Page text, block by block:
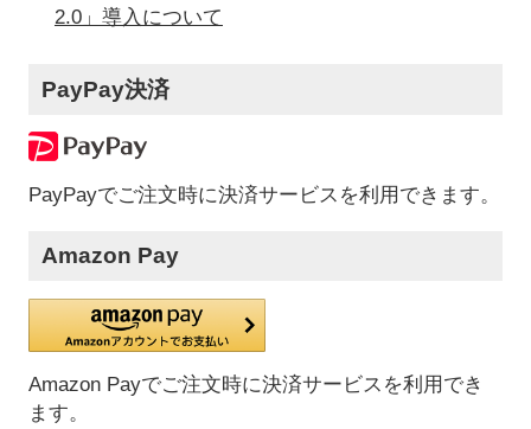
2.0」導入について
PayPay決済
PayPayでご注文時に決済サービスを利用できます。
Amazon Pay
Amazon Payでご注文時に決済サービスを利用でき
ます。